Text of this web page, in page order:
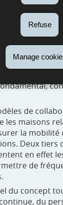
Refuse
Manage
des mesures
des
en place.
Ligue des
en dehors
les enfants
de
les maisons
la mobilité
Deux tiers
en effet
de
du concept
du